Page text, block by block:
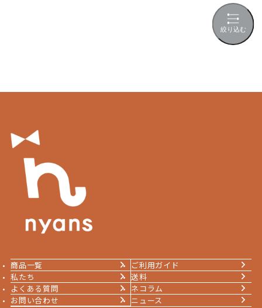
絞り込む
商品一覧
ご利用ガイド
私たち
送料
よくある質問
ネコラム
お問い合わせ
ニュース